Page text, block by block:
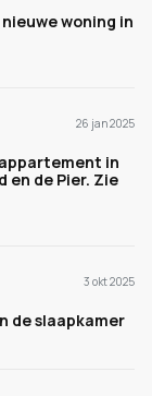
woning in
26 jan 2025
in
de Pier. Zie
3 okt 2025
de slaapkamer